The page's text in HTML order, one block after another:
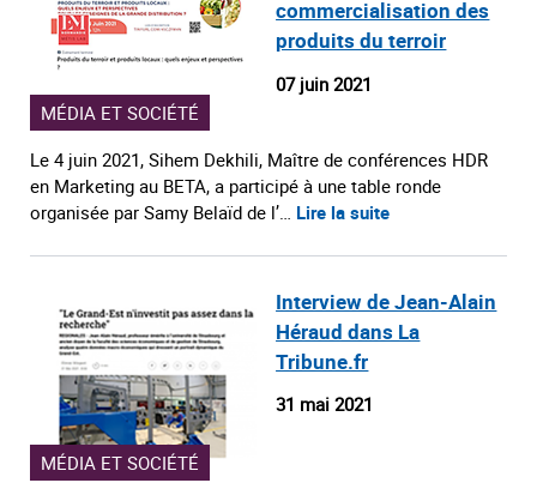
MÉDIA ET SOCIÉTÉ
commercialisation des
produits du terroir
07 juin 2021
Le 4 juin 2021, Sihem Dekhili, Maître de conférences HDR
en Marketing au BETA, a participé à une table ronde
organisée par Samy Belaïd de l’… Lire la suite
MÉDIA ET SOCIÉTÉ
Interview de Jean-Alain
Héraud dans La
Tribune.fr
31 mai 2021